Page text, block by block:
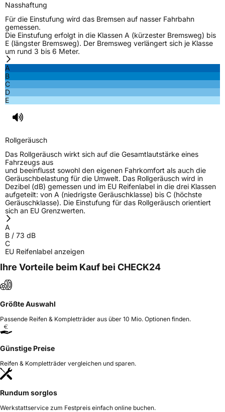
Nasshaftung
Für die Einstufung wird das Bremsen auf nasser Fahrbahn
gemessen.
Die Einstufung erfolgt in die Klassen A (kürzester Bremsweg) bis
E (längster Bremsweg). Der Bremsweg verlängert sich je Klasse
um rund 3 bis 6 Meter.
A
B
C
D
E
Rollgeräusch
Das Rollgeräusch wirkt sich auf die Gesamtlautstärke eines
Fahrzeugs aus
und beeinflusst sowohl den eigenen Fahrkomfort als auch die
Geräuschbelastung für die Umwelt. Das Rollgeräusch wird in
Dezibel (dB) gemessen und im EU Reifenlabel in die drei Klassen
aufgeteilt: von A (niedrigste Geräuschklasse) bis C (höchste
Geräuschklasse). Die Einstufung für das Rollgeräusch orientiert
sich an EU Grenzwerten.
A
B / 73 dB
C
EU Reifenlabel anzeigen
Ihre Vorteile beim Kauf bei CHECK24
Größte Auswahl
Passende Reifen & Kompletträder aus über 10 Mio. Optionen finden.
Günstige Preise
Reifen & Kompletträder vergleichen und sparen.
Rundum sorglos
Werkstattservice zum Festpreis einfach online buchen.